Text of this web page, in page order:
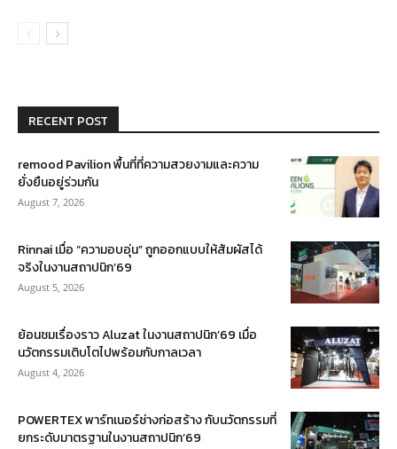
RECENT POST
remood Pavilion พื้นที่ที่ความสวยงามและความ
ยั่งยืนอยู่ร่วมกัน
August 7, 2026
Rinnai เมื่อ “ความอบอุ่น” ถูกออกแบบให้สัมผัสได้
จริงในงานสถาปนิก’69
August 5, 2026
ย้อนชมเรื่องราว Aluzat ในงานสถาปนิก’69 เมื่อ
นวัตกรรมเติบโตไปพร้อมกับกาลเวลา
August 4, 2026
POWERTEX พาร์ทเนอร์ช่างก่อสร้าง กับนวัตกรรมที่
ยกระดับมาตรฐานในงานสถาปนิก’69